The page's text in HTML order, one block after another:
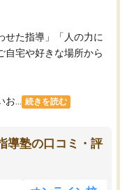
せた指導」「人の力に
自宅や好きな場所から
... 続きを読む
導塾の口コミ・評